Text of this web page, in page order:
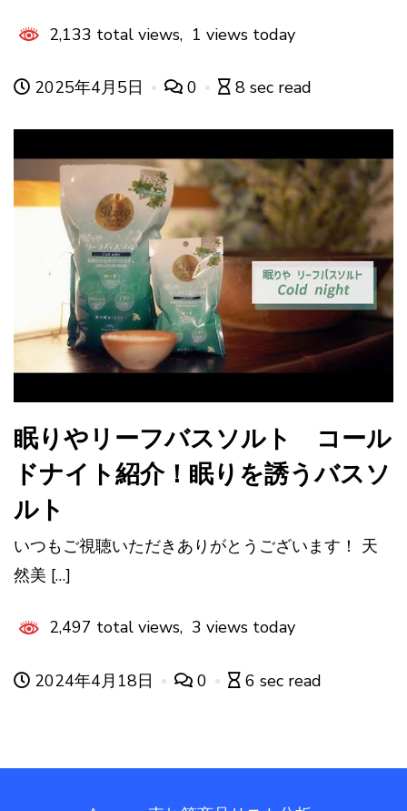
2,133 total views, 1 views today
2025年4月5日 0 8 sec read
眠りやリーフバスソルト コール
ドナイト紹介！眠りを誘うバスソ
ルト
いつもご視聴いただきありがとうございます！ 天
然美 […]
2,497 total views, 3 views today
2024年4月18日 0 6 sec read